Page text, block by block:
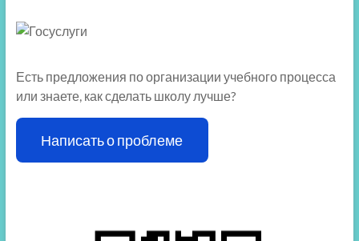
Есть предложения по организации учебного процесса
или знаете, как сделать школу лучше?
Написать о проблеме